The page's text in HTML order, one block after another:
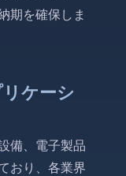
期を確保しま
ケーシ
備、電子製品
おり、各業界